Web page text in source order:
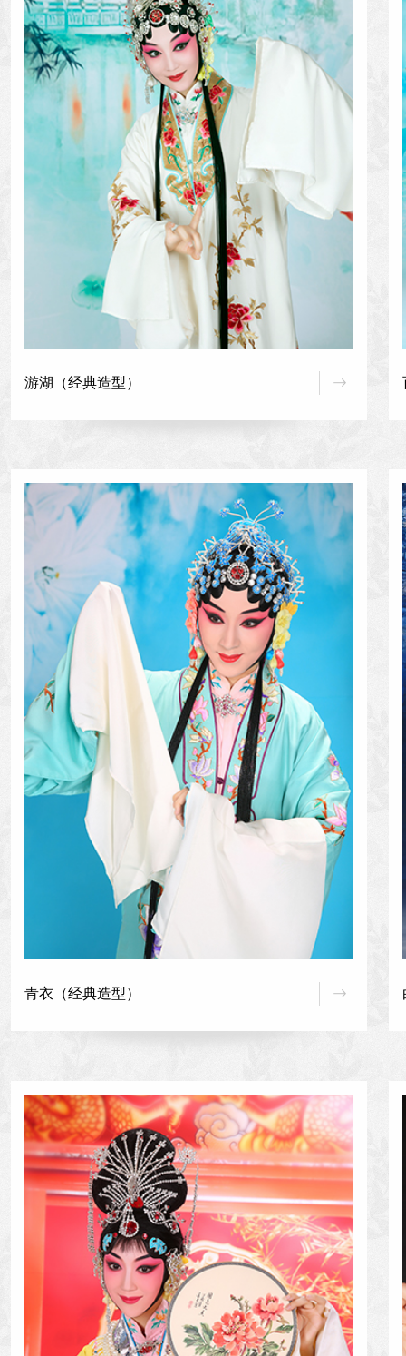
游湖（经典造型）
青衣（经典造型）